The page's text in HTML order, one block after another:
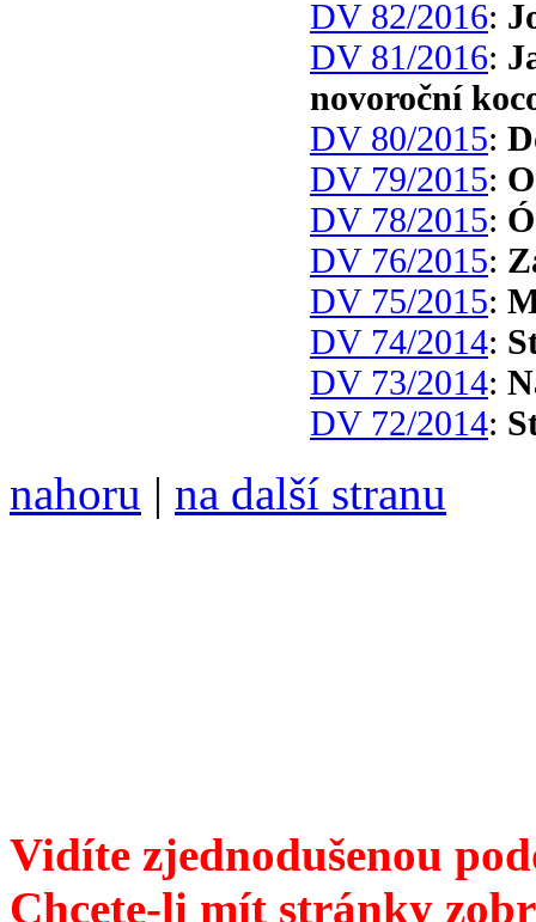
DV 82/2016:
DV 81/2016:
novoroční
DV 80/2015:
DV 79/2015:
DV 78/2015:
DV 76/2015:
DV 75/2015:
DV 74/2014:
DV 73/2014:
DV 72/2014:
nahoru | na další stranu
Vidíte zjednodušenou
Chcete-li mít stránky